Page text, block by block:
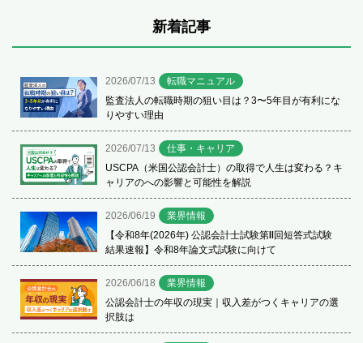
新着記事
2026/07/13
転職マニュアル
監査法人の転職時期の狙い目は？3〜5年目が有利にな
りやすい理由
2026/07/13
仕事・キャリア
USCPA（米国公認会計士）の取得で人生は変わる？キ
ャリアのへの影響と可能性を解説
2026/06/19
業界情報
【令和8年(2026年) 公認会計士試験第Ⅱ回短答式試験
結果速報】令和8年論文式試験に向けて
2026/06/18
業界情報
公認会計士の年収の現実｜収入差がつくキャリアの選
択肢は